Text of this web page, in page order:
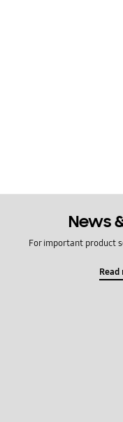
News
For important product
Read